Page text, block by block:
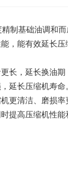
制基础油调和
，能有效延长压
长，延长换油期
延长压缩机寿命。
更清洁、磨损率
提高压缩机性能